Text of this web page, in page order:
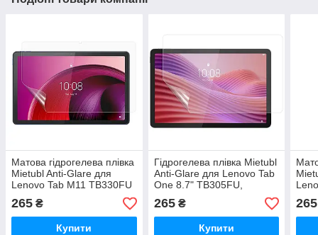
Матова гідрогелева плівка
Mietubl Anti-Glare для
Lenovo Tab M11 TB330FU
TB330XU / Xiaoxin Pad
2024 / Tab K11
265 ₴
Купити
Гідрогелева плівка Mietubl
Anti-Glare для Lenovo Tab
One 8.7" TB305FU,
TB305XU / Tab K9 (2025)
матова
265₴
Купити
265